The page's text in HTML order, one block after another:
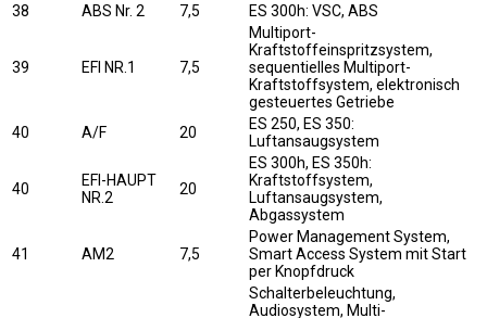
38
ABS Nr. 2 7,5 ES 300h: VSC, ABS
39 EFI NR.1 7,5
Multiport-
Kraftstoffeinspritzsystem,
sequentielles Multiport-
Kraftstoffsystem, elektronisch
gesteuertes Getriebe
40
A/F 20
ES 250, ES 350:
Luftansaugsystem
40
EFI-HAUPT
NR.2
20
ES 300h, ES 350h:
Kraftstoffsystem,
Luftansaugsystem,
Abgassystem
41 AM2 7,5
Power Management System,
Smart Access System mit Start
per Knopfdruck
Schalterbeleuchtung,
Audiosystem, Multi-